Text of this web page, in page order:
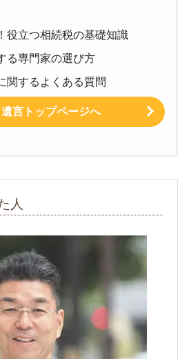
役立つ相続税の基礎知識
る専門家の選び方
関するよくある質問
言トップページへ
人